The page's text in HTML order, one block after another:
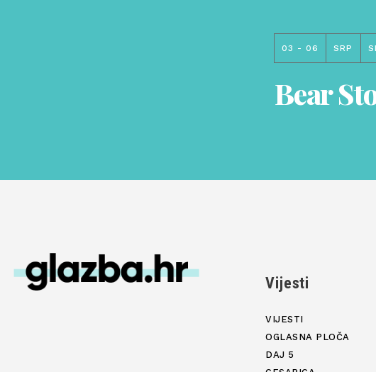
03 - 06 SRP
Bear
Vijesti
VIJESTI
OGLASNA PLOČA
DAJ 5